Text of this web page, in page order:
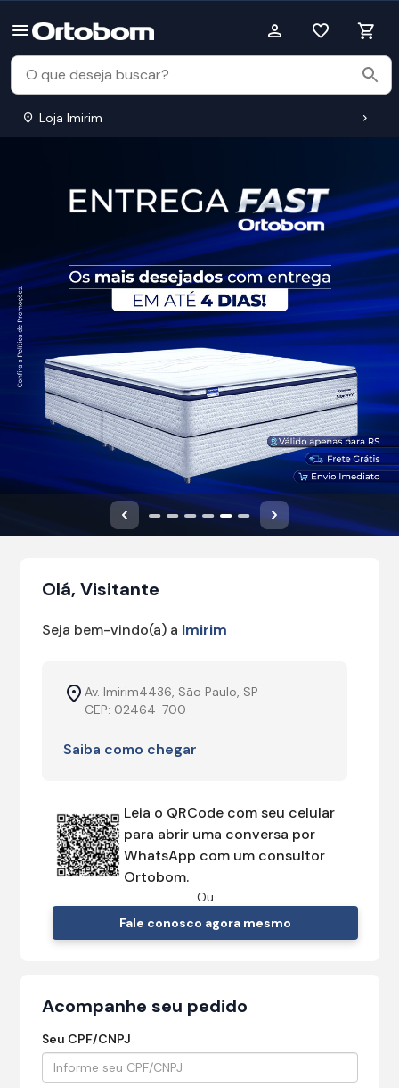
Loja Imirim
Anterior Próximo
Olá, Visitante
Seja bem-vindo(a) a Imirim
Av. Imirim4436, São Paulo, SP
CEP: 02464-700
Saiba como chegar
Leia o QRCode com seu celular
para abrir uma conversa por
WhatsApp com um consultor
Ortobom.
Ou
Fale conosco agora mesmo
Acompanhe seu pedido
Seu CPF/CNPJ